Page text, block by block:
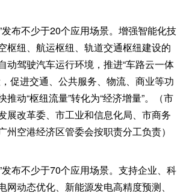
发布不少于20个应用场景。增强智能化技
枢纽、航运枢纽、轨道交通枢纽建设的
动驾驶汽车运行环境，推进“车路云一体
促进交通、公共服务、物流、商业等功
推动“枢纽流量”转化为“经济增量”。（市
展改革委、市工业和信息化局、市商务
州空港经济区管委会按职责分工负责）
发布不少于70个应用场景。支持企业、科
网动态优化、新能源发电高精度预测、